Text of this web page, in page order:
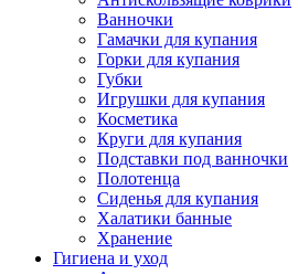
Ванночки
Гамачки для купания
Горки для купания
Губки
Игрушки для купания
Косметика
Круги для купания
Подставки под ванночки
Полотенца
Сиденья для купания
Халатики банные
Хранение
Гигиена и уход